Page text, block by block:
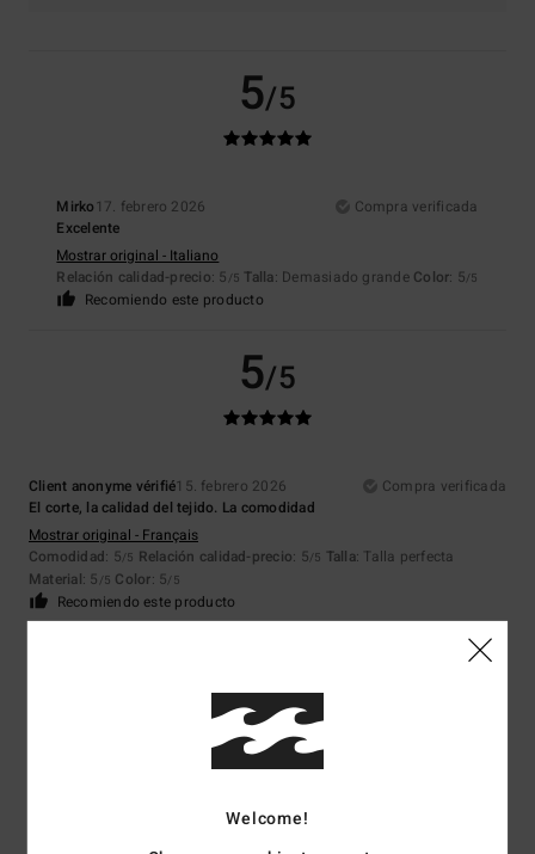
5/5
Mirko 17. febrero 2026
Compra verificada
Excelente
Mostrar original - Italiano
Relación calidad-precio: 5 /5 Talla: Demasiado grande Color: 5/5
Recomiendo este producto
5/5
Client anonyme vérifié15. febrero 2026
Compra verificada
El corte, la calidad del tejido. La comodidad
Mostrar original - Français
Comodidad: 5/5 Relación calidad-precio: 5/5 Talla: Talla perfecta
Material: 5 /5 Color: 5/5
Recomiendo este producto
4/5
Relación calidad-precio : 4 Talla: Grande
Welcome!